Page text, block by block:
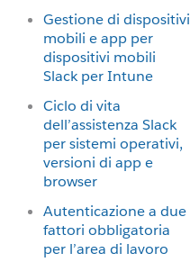
Gestione di dispositivi
mobili e app per
dispositivi mobili
Slack per Intune
Ciclo di vita
dell’assistenza Slack
per sistemi operativi,
versioni di app e
browser
Autenticazione a due
fattori obbligatoria
per l’area di lavoro